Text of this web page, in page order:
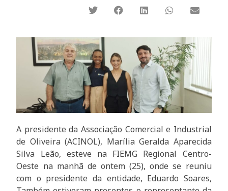
A presidente da Associação Comercial e Industrial
de Oliveira (ACINOL), Marília Geralda Aparecida
Silva Leão, esteve na FIEMG Regional Centro-
Oeste na manhã de ontem (25), onde se reuniu
com o presidente da entidade, Eduardo Soares,